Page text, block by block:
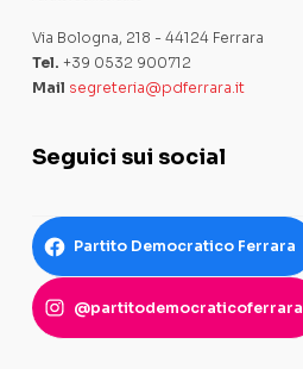
Via Bologna, 218 - 44124 Ferrara
Tel. +39 0532 900712
Mail segreteria@pdferrara.it
Seguici sui social
Partito Democratico Ferrara
@partitodemocraticoferrara